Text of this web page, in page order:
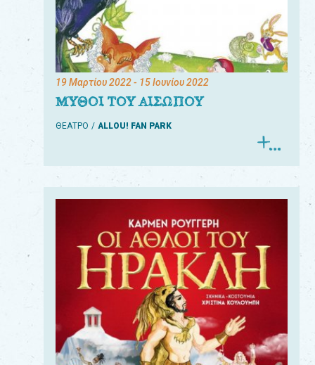
19 Μαρτίου 2022- 15 Ιουνίου 2022
ΜΥΘΟΙ ΤΟΥ ΑΙΣΩΠΟΥ
ΘΕΑΤΡΟ ALLOU! FAN PARK